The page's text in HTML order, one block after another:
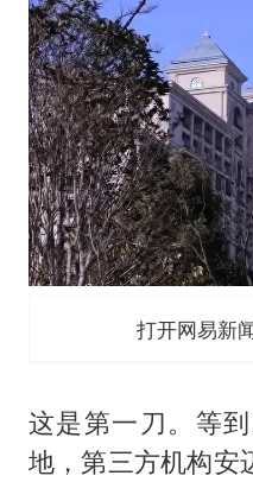
打开网易新
这是第一刀。等
地，第三方机构安